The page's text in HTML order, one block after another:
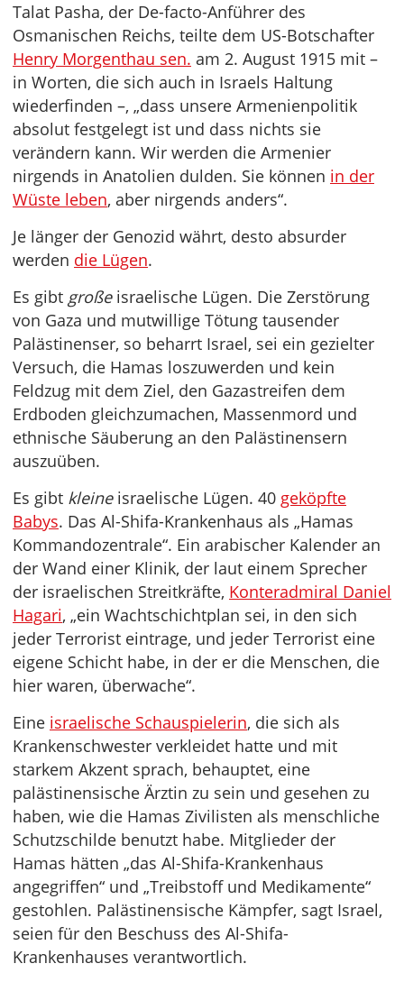
Talat Pasha, der De-facto-Anführer des
Osmanischen Reichs, teilte dem US-Botschafter
Henry Morgenthau sen. am 2. August 1915 mit –
in Worten, die sich auch in Israels Haltung
wiederfinden –, „dass unsere Armenienpolitik
absolut festgelegt ist und dass nichts sie
verändern kann. Wir werden die Armenier
nirgends in Anatolien dulden. Sie können in der
Wüste leben, aber nirgends anders“.
Je länger der Genozid währt, desto absurder
werden die Lügen.
Es gibt großeisraelische Lügen. Die Zerstörung
von Gaza und mutwillige Tötung tausender
Palästinenser, so beharrt Israel, sei ein gezielter
Versuch, die Hamas loszuwerden und kein
Feldzug mit dem Ziel, den Gazastreifen dem
Erdboden gleichzumachen, Massenmord und
ethnische Säuberung an den Palästinensern
auszuüben.
Es gibt kleineisraelische Lügen. 40 geköpfte
Babys. Das Al-Shifa-Krankenhaus als „Hamas
Kommandozentrale“. Ein arabischer Kalender an
der Wand einer Klinik, der laut einem Sprecher
der israelischen Streitkräfte, Konteradmiral Daniel
Hagari, „ein Wachtschichtplan sei, in den sich
jeder Terrorist eintrage, und jeder Terrorist eine
eigene Schicht habe, in der er die Menschen, die
hier waren, überwache“.
Eine israelische Schauspielerin, die sich als
Krankenschwester verkleidet hatte und mit
starkem Akzent sprach, behauptet, eine
palästinensische Ärztin zu sein und gesehen zu
haben, wie die Hamas Zivilisten als menschliche
Schutzschilde benutzt habe. Mitglieder der
Hamas hätten „das Al-Shifa-Krankenhaus
angegriffen“ und „Treibstoff und Medikamente“
gestohlen. Palästinensische Kämpfer, sagt Israel,
seien für den Beschuss des Al-Shifa-
Krankenhauses verantwortlich.